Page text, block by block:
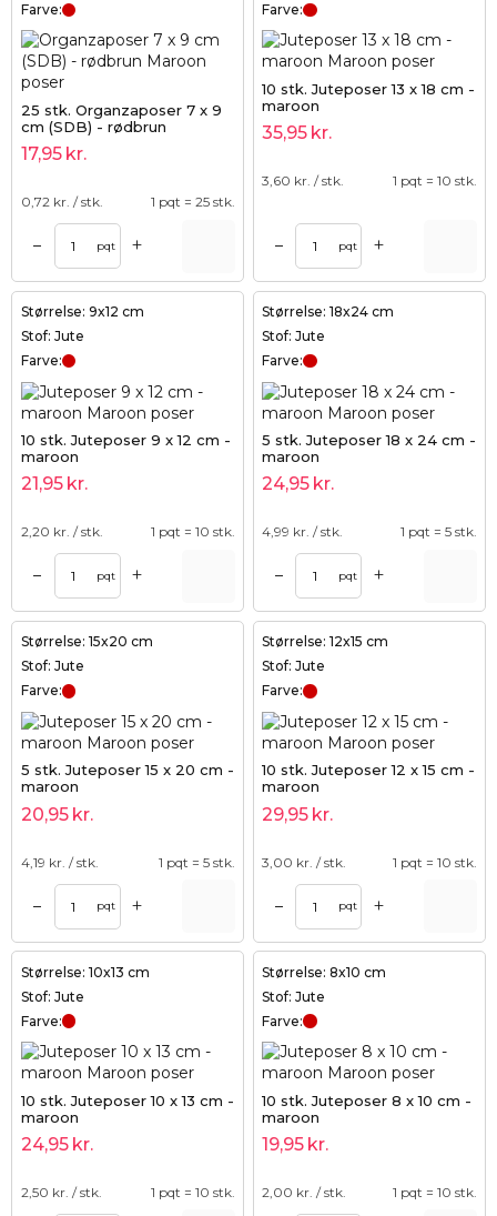
Farve:
25 stk. Organzaposer 7 x 9
cm (SDB) - rødbrun
17,95 kr.
0,72 kr. / stk. 1 pqt = 25 stk.
– pqt +
Farve:
10 stk. Juteposer 13 x 18 cm -
maroon
35,95 kr.
3,60 kr. / stk. 1 pqt = 10 stk.
– pqt +
Størrelse: 9x12 cm
Stof: Jute
Farve:
10 stk. Juteposer 9 x 12 cm -
maroon
21,95 kr.
2,20 kr. / stk. 1 pqt = 10 stk.
– pqt +
Størrelse: 18x24 cm
Stof: Jute
Farve:
5 stk. Juteposer 18 x 24 cm -
maroon
24,95 kr.
4,99 kr. / stk. 1 pqt = 5 stk.
– pqt +
Størrelse: 15x20 cm
Stof: Jute
Farve:
5 stk. Juteposer 15 x 20 cm -
maroon
20,95 kr.
4,19 kr. / stk. 1 pqt = 5 stk.
– pqt +
Størrelse: 12x15 cm
Stof: Jute
Farve:
10 stk. Juteposer 12 x 15 cm -
maroon
29,95 kr.
3,00 kr. / stk. 1 pqt = 10 stk.
– pqt +
Størrelse: 10x13 cm
Stof: Jute
Farve:
10 stk. Juteposer 10 x 13 cm -
maroon
24,95 kr.
2,50 kr. / stk. 1 pqt = 10 stk.
Størrelse: 8x10 cm
Stof: Jute
Farve:
10 stk. Juteposer 8 x 10 cm -
maroon
19,95 kr.
2,00 kr. / stk. 1 pqt = 10 stk.